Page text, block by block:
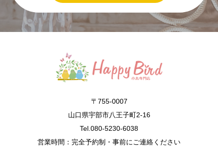
〒755-0007
山口県宇部市八王子町2-16
Tel.080-5230-6038
営業時間：完全予約制・事前にご連絡ください